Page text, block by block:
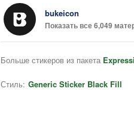
bukeicon
Показать все 6,049
Больше стикеров из пакета
Стиль: Generic Sticker Black Fill